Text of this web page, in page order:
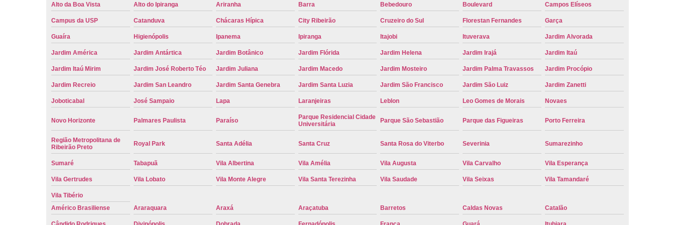
Placa de Carro Cinza
Placa de Carro Oficial
Placa de um Carro
Placa de um Carro Cravinhos
Placa de um Carro Ribeirão Preto
Placa Nova Carro
Placa Preta de Carro
Placa Verde no Carro
Placa Vermelha de Carro
Placa Veicular Mercosul
Placa Veicular Nova
Placa Veicular Preta
Placa Veicular Ribeirão Preto
Reforma de Placa Automotiva
Reforma de Placa Automotiva Cravinhos
Reforma de Placa Automotiva Ribeirão Preto
Reforma de Placa Carro
Reforma de Placa Veicular
Reforma Placa Automotiva
Reforma Placa Carro
Reforma Placa Veicular
Reformar Placa de Veículo
Serviço de Reforma Placa Veicular
Troca de Placa Troca de Placa Carro
Alto da Boa Vista
Alto do Ipiranga Ariranha Barra Bebedouro Boulevard Campos Elíseos
Campus da USP Catanduva Chácaras Hípica City Ribeirão Cruzeiro do Sul Florestan Fernandes Garça
Guaíra Higienópolis Ipanema Ipiranga Itajobi Ituverava Jardim Alvorada
Jardim América Jardim Antártica Jardim Botânico Jardim Flórida Jardim Helena Jardim Irajá Jardim Itaú
Jardim Itaú Mirim Jardim José Roberto Téo Jardim Juliana Jardim Macedo Jardim Mosteiro Jardim Palma Travassos Jardim Procópio
Jardim Recreio Jardim San Leandro Jardim Santa Genebra Jardim Santa Luzia Jardim São Francisco Jardim São Luiz Jardim Zanetti
Joboticabal José Sampaio Lapa Laranjeiras Leblon Leo Gomes de Morais Novaes
Novo Horizonte Palmares Paulista Paraíso
Parque Residencial Cidade
Universitária
Parque São Sebastião Parque das Figueiras Porto Ferreira
Região Metropolitana de
Ribeirão Preto
Royal Park Santa Adélia Santa Cruz Santa Rosa do Viterbo Severinia Sumarezinho
Sumaré Tabapuã Vila Albertina Vila Amélia Vila Augusta Vila Carvalho Vila Esperança
Vila Gertrudes Vila Lobato Vila Monte Alegre Vila Santa Terezinha Vila Saudade Vila Seixas Vila Tamandaré
Vila Tibério
Américo Brasiliense
Araraquara Araxá Araçatuba Barretos Caldas Novas Catalão